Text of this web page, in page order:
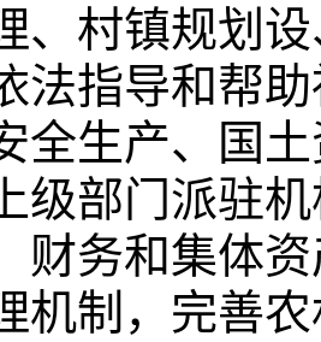
、村镇规划
法指导和帮
全生产、国
级部门派驻
财务和集体
机制，完善